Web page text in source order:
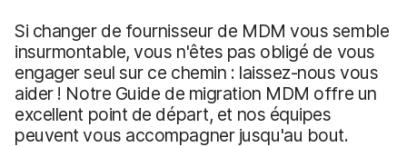
Si changer de fournisseur de MDM vous semble
insurmontable, vous n'êtes pas obligé de vous
engager seul sur ce chemin : laissez-nous vous
aider ! Notre Guide de migration MDM offre un
excellent point de départ, et nos équipes
peuvent vous accompagner jusqu'au bout.